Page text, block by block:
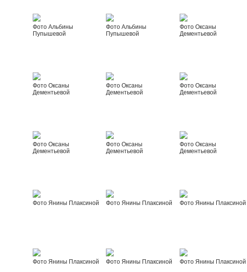
Фото Альбины
Пупышевой
Фото Альбины
Пупышевой
Фото Оксаны
Дементьевой
Фото Оксаны
Дементьевой
Фото Оксаны
Дементьевой
Фото Оксаны
Дементьевой
Фото Оксаны
Дементьевой
Фото Оксаны
Дементьевой
Фото Оксаны
Дементьевой
Фото Янины Плаксиной Фото Янины Плаксиной Фото Янины Плаксиной
Фото Янины Плаксиной Фото Янины Плаксиной Фото Янины Плаксиной